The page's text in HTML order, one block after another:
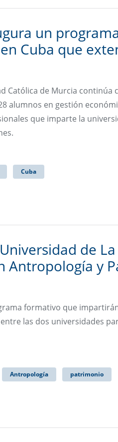
un
Cuba que
Católica de Murcia
alumnos en gestión
que imparte la
Cuba
de
Antropología y
formativo que
las dos universidades
Antropología patrimonio